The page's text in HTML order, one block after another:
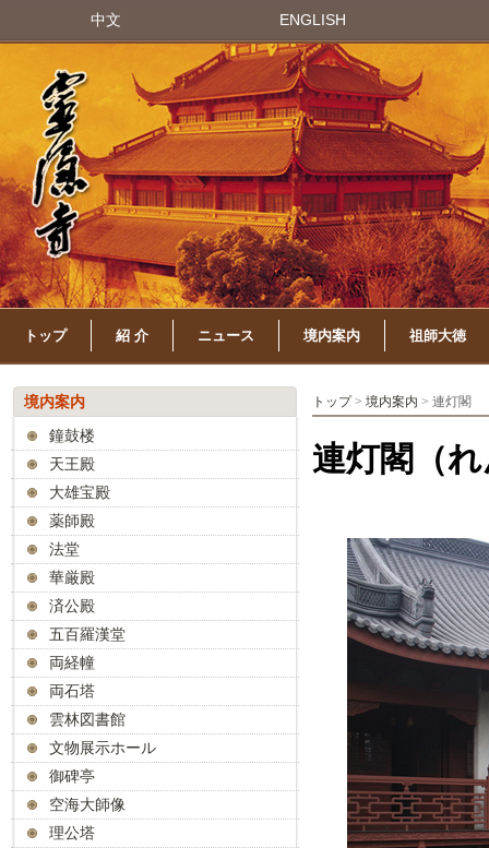
中文 ENGLISH
トップ 紹 介 ニュース 境内案内 祖師大徳
境内案内
鐘鼓楼
天王殿
大雄宝殿
薬師殿
法堂
華厳殿
済公殿
五百羅漢堂
両経幢
両石塔
雲林図書館
文物展示ホール
御碑亭
空海大師像
理公塔
トップ> 境内案内 > 連灯閣
連灯閣（